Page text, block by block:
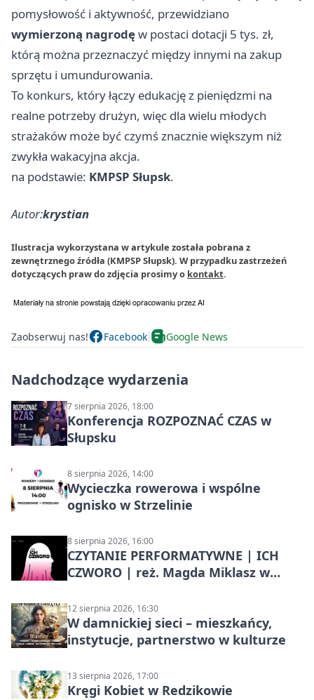
pomysłowość i aktywność, przewidziano
wymierzoną nagrodęw postaci dotacji 5 tys. zł,
którą można przeznaczyć między innymi na zakup
sprzętu i umundurowania.
To konkurs, który łączy edukację z pieniędzmi na
realne potrzeby drużyn, więc dla wielu młodych
strażaków może być czymś znacznie większym niż
zwykła wakacyjna akcja.
na podstawie: KMPSP Słupsk.
Autor:krystian
Ilustracja wykorzystana w artykule została pobrana z
zewnętrznego źródła (KMPSP Słupsk). W przypadku zastrzeżeń
dotyczących praw do zdjęcia prosimy o kontakt.
Zaobserwuj nas! Facebook Google News
Nadchodzące wydarzenia
7 sierpnia 2026, 18:00
Konferencja ROZPOZNAĆ CZAS w
Słupsku
8 sierpnia 2026, 14:00
Wycieczka rowerowa i wspólne
ognisko w Strzelinie
8 sierpnia 2026, 16:00
CZYTANIE PERFORMATYWNE | ICH
CZWORO | reż. Magda Miklasz w
12 sierpnia 2026, 16:30
W damnickiej sieci – mieszkańcy,
instytucje, partnerstwo w kulturze
13 sierpnia 2026, 17:00
Kręgi Kobiet w Redzikowie